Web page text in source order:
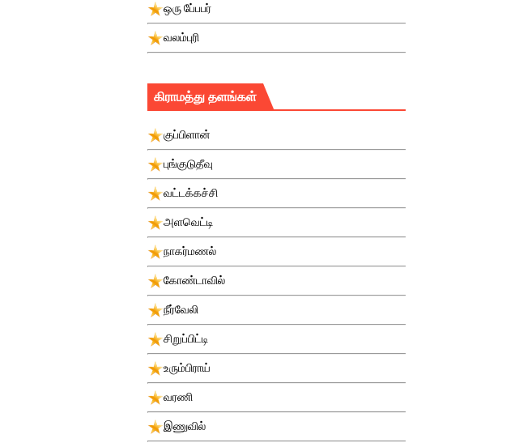
ஒரு பே்பபர்
வலம்புரி
கிராமத்து தளங்கள்
குப்பிளான்
புங்குடுதீவு
வட்டக்கச்சி
அளவெட்டி
நாகர்மணல்
கோண்டாவில்
நீர்வேலி
சிறுப்பிட்டி
உரும்பிராய்
வரணி
இணுவில்